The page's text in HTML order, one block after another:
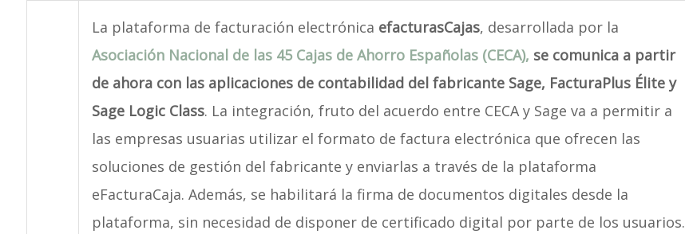
La plataforma de facturación electrónica efacturasCajas, desarrollada por la
Asociación Nacional de las 45 Cajas de Ahorro Españolas (CECA), se comunica a partir
de ahora con las aplicaciones de contabilidad del fabricante Sage, FacturaPlus Élite y
Sage Logic Class. La integración, fruto del acuerdo entre CECA y Sage va a permitir a
las empresas usuarias utilizar el formato de factura electrónica que ofrecen las
soluciones de gestión del fabricante y enviarlas a través de la plataforma
eFacturaCaja. Además, se habilitará la firma de documentos digitales desde la
plataforma, sin necesidad de disponer de certificado digital por parte de los usuarios.